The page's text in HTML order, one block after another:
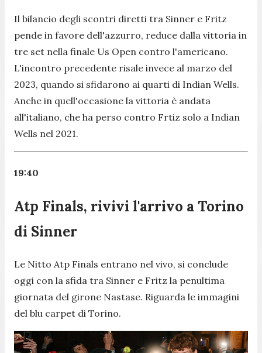
Il bilancio degli scontri diretti tra Sinner e Fritz
pende in favore dell'azzurro, reduce dalla vittoria in
tre set nella finale Us Open contro l'americano.
L'incontro precedente risale invece al marzo del
2023, quando si sfidarono ai quarti di Indian Wells.
Anche in quell'occasione la vittoria è andata
all'italiano, che ha perso contro Frtiz solo a Indian
Wells nel 2021.
19:40
Atp Finals, rivivi l'arrivo a Torino
di Sinner
Le Nitto Atp Finals entrano nel vivo, si conclude
oggi con la sfida tra Sinner e Fritz la penultima
giornata del girone Nastase. Riguarda le immagini
del blu carpet di Torino.